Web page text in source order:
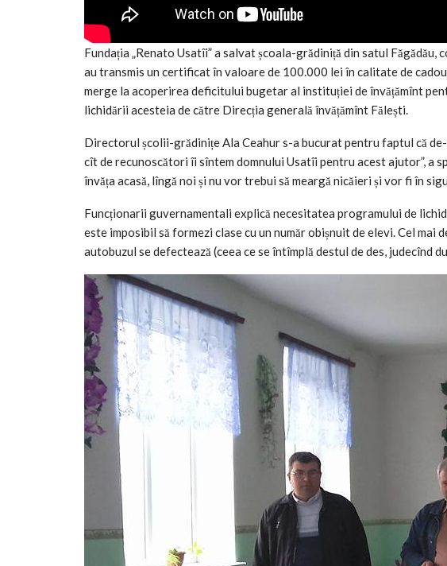
Fundația „Renato Usatîi” a salvat școala-grădiniță din satul
au transmis un certificat în valoare de 100.000 lei în calitate de
merge la acoperirea deficitului bugetar al instituției de învățămînt
lichidării acesteia de către Direcția generală învățămînt Fălești.
Directorul școlii-grădinițe Ala Ceahur s-a bucurat pentru faptul că
cît de recunoscători îi sîntem domnului Usatîi pentru acest ajutor”, a
învăța acasă, lîngă noi și nu vor trebui să meargă nicăieri și vor fi în
Funcționarii guvernamentali explică necesitatea programului de
este imposibil să formezi clase cu un număr obișnuit de elevi. Cel
autobuzul se defectează (ceea ce se întîmplă destul de des,